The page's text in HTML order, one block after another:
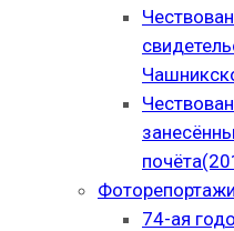
74-ая